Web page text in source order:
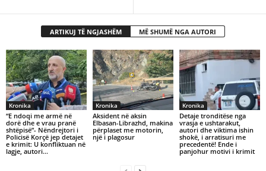
ARTIKUJ TË NGJASHËM MË SHUMË NGA AUTORI
Kronika
“E ndoqi me armë në
dorë dhe e vrau pranë
shtëpisë”- Nëndrejtori i
Policisë Korçë jep detajet
e krimit: U konfliktuan në
lagje, autori...
Kronika
Aksident në aksin
Elbasan-Librazhd, makina
përplaset me motorin,
një i plagosur
Kronika
Detaje tronditëse nga
vrasja e ushtarakut,
autori dhe viktima ishin
shokë, i arratisuri me
precedentë! Ende i
panjohur motivi i krimit